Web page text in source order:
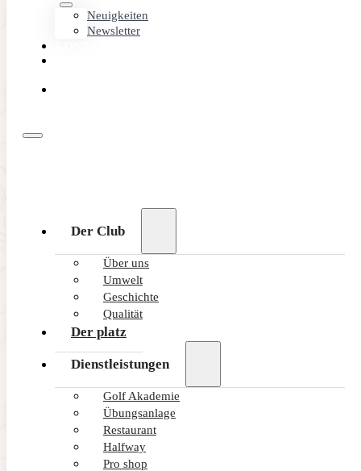
Neuigkeiten
Newsletter
Der Club
Über uns
Umwelt
Geschichte
Qualität
Der platz
Dienstleistungen
Golf Akademie
Übungsanlage
Restaurant
Halfway
Pro shop
UNKATEGORISIERT
59 Club Golf Flag Award